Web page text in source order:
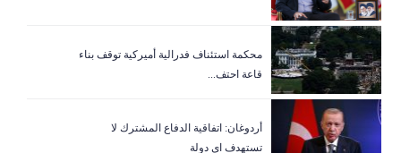
‏محكمة استئناف فدرالية أميركية توقف بناء
قاعة احتف...
أردوغان: اتفاقية الدفاع المشترك لا
تستهدف اي دولة